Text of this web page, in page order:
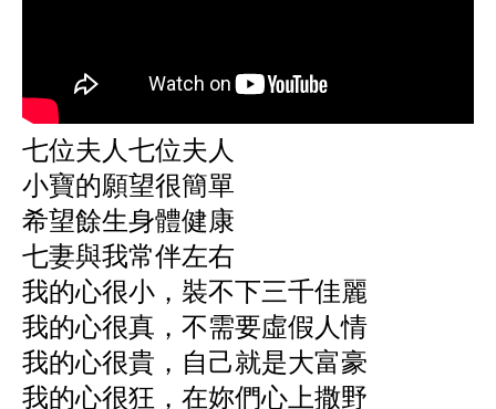
七位夫人七位夫人
小寶的願望很簡單
希望餘生身體健康
七妻與我常伴左右
我的心很小，裝不下三千佳麗
我的心很真，不需要虛假人情
我的心很貴，自己就是大富豪
我的心很狂，在妳們心上撒野